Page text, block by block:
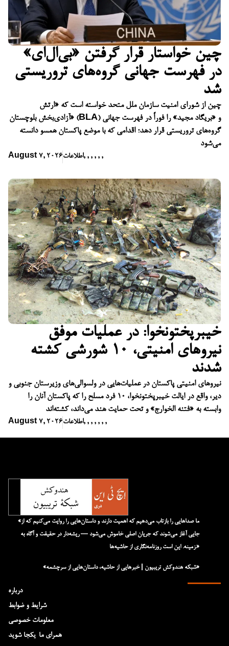
چین خواستار قرار گرفتن «بی‌ال‌ای»
در فهرست جهانی گروه‌های تروریستی
شد
چین از شورای امنیت سازمان ملل متحد خواسته است که «ارتش
آزادی‌بخش بلوچستان» (BLA) و «بریگاد مجید» را فوراً در فهرست جهانی
گروه‌های تروریستی قرار دهد؛ اقدامی که با موضع پاکستان همسو دانسته
می‌شود
August 7, 2026اطلاعات, , , , , ,
خیبرپختونخوا: در عملیات موفق
نیروهای امنیتی، ۱۰ شورشی کشته
شدند
نیروهای امنیتی پاکستان در عملیات‌هایی در ولسوالی‌های وزیرستان جنوبی و
دیر، واقع در ایالت خیبرپختونخوا، ۱۰ فرد مسلح را که پاکستان آنان را
وابسته به «فتنه الخوارج» و تحت حمایت هند می‌داند، کشته‌اند
August 7, 2026اطلاعات, , , , , , ,
درباره
شرایط و ضوابط
معلومات خصوصی
همرای ما-یکجا شوید
«ما صداهایی را بازتاب می‌دهیم که اهمیت دارند و داستان‌هایی را روایت می‌کنیم که از
جایی آغاز می‌شوند که جریان اصلی خاموش می‌شود — ریشه‌دار در حقیقت و آگاه به
زمینه. این است روزنامه‌نگاری از حاشیه‌ها.»
«شبکه هند‌و‌کش تریبیون | خبرهایی از حاشیه، داستان‌هایی از سرچشمه»